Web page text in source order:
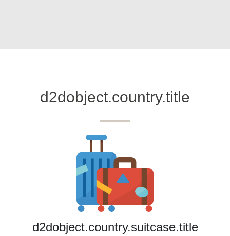
d2dobject.country.title
d2dobject.country.suitcase.title